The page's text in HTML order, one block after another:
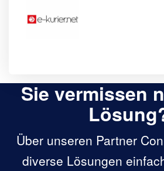
Sie vermissen
Über unseren Partner
diverse Lösungen